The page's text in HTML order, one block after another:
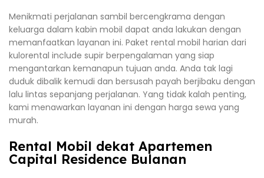
Menikmati perjalanan sambil bercengkrama dengan
keluarga dalam kabin mobil dapat anda lakukan dengan
memanfaatkan layanan ini. Paket rental mobil harian dari
kulorental include supir berpengalaman yang siap
mengantarkan kemanapun tujuan anda. Anda tak lagi
duduk dibalik kemudi dan bersusah payah berjibaku dengan
lalu lintas sepanjang perjalanan. Yang tidak kalah penting,
kami menawarkan layanan ini dengan harga sewa yang
murah.
Rental Mobil dekat Apartemen
Capital Residence Bulanan